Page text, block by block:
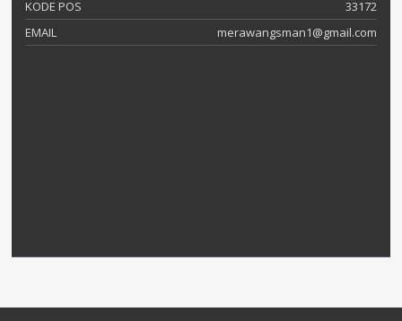
KODE POS
33172
EMAIL
merawangsman1@gmail.com